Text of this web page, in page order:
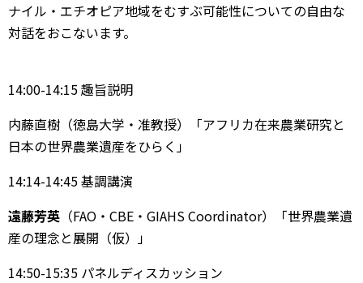
ナイル・エチオピア地域をむすぶ可能性についての自由な
対話をおこないます。
14:00-14:15 趣旨説明
内藤直樹（徳島大学・准教授）「アフリカ在来農業研究と
日本の世界農業遺産をひらく」
14:14-14:45 基調講演
遠藤芳英 （FAO・CBE・GIAHS Coordinator）「世界農業遺
産の理念と展開（仮）」
14:50-15:35 パネルディスカッション